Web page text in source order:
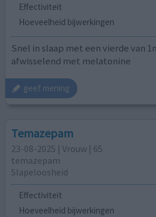
Effectiviteit
Hoeveelheid bijwerkingen
Snel in slaap met een vierde van
afwisselend met melatonine
geef mening
Temazepam
23-08-2025 | Vrouw | 65
temazepam
Slapeloosheid
Effectiviteit
Hoeveelheid bijwerkingen